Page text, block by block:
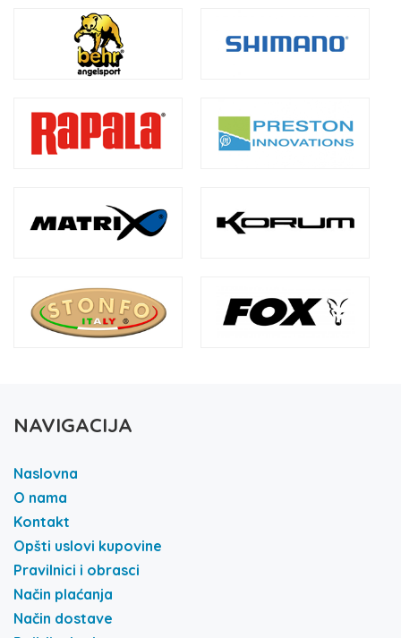
NAVIGACIJA
Naslovna
O nama
Kontakt
Opšti uslovi kupovine
Pravilnici i obrasci
Način plaćanja
Način dostave